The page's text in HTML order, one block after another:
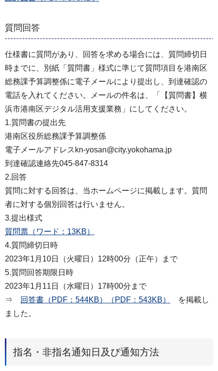
質問回答
仕様書に質問があり、回答を求める場合には、質問締切日
時までに、別紙「質問書」様式に準じて質問項目を港南区
総務課予算調整係に電子メールにより提出し、到達確認の
電話を⼊れてください。メールの件名は、「【質問書】横
浜市港南区デジタル活用支援業務」にしてください。
1.質問書の提出先
港南区役所総務課予算調整係
電子メールアドレスkn-yosan@city.yokohama.jp
到達確認連絡先045-847-8314
2.回答
質問に対する回答は、当ホームページに掲載します。質問
者に対する個別回答は行いません。
3.提出様式
質問票（ワード：13KB）
4.質問締切日時
2023年1月10日（火曜日）12時00分（正午）まで
5.質問回答期限日時
2023年1月11日（水曜日）17時00分まで
⇒
回答書（PDF：544KB）（PDF：543KB）
を掲載し
ました。
指名・非指名通知日及び通知方法